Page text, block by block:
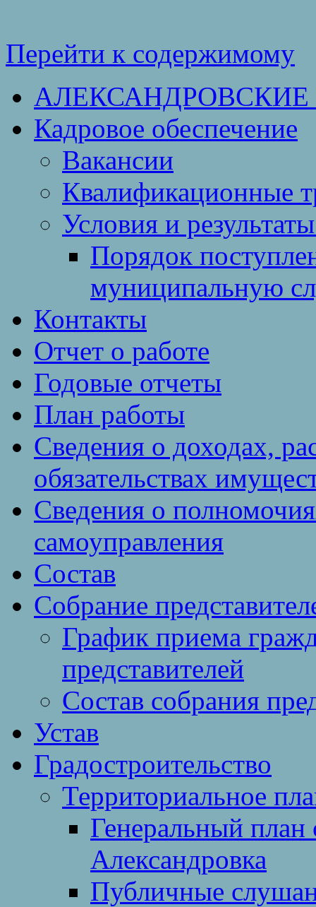
Перейти к содержимому
АЛЕКСАНДРОВСКИЕ
Кадровое обеспечение
Вакансии
Квалификационные
Условия и
Порядок
муниципальную
Контакты
Отчет о работе
Годовые отчеты
План работы
Сведения о доходах,
обязательствах
Сведения о
самоуправления
Состав
Собрание
График приема
представителей
Состав собрания
Устав
Градостроительство
Территориальное
Генеральный план
Александровка
Публичные